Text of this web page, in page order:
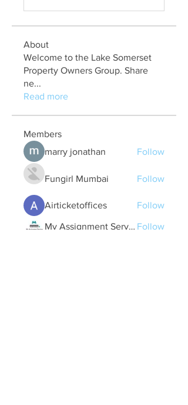
About
Welcome to the Lake Somerset
Property Owners Group. Share
ne...
Read more
Members
marry jonathan
Follow
Fungirl Mumbai Follow
Airticketoffices Follow
My Assignment Services CA Follow